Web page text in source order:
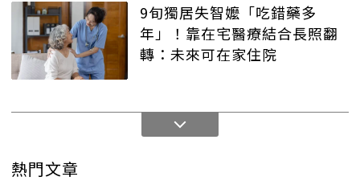
9旬獨居失智嬤「吃錯藥多
年」！靠在宅醫療結合長照翻
轉：未來可在家住院
熱門文章